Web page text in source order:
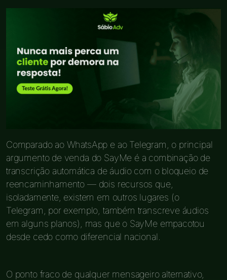
Comparado ao WhatsApp e ao Telegram, o principal
argumento de venda do SayMe é a combinação de
transcrição automática de áudio com o bloqueio de
reencaminhamento — dois recursos que,
isoladamente, existem em outros lugares (o
Telegram, por exemplo, também transcreve áudios
em alguns planos), mas que o SayMe empacotou
desde cedo como diferencial nacional.
O ponto fraco de qualquer mensageiro alternativo,